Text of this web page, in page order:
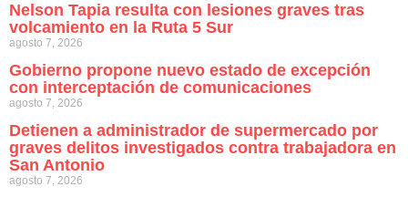
Nelson Tapia resulta con lesiones graves tras
volcamiento en la Ruta 5 Sur
agosto 7, 2026
Gobierno propone nuevo estado de excepción
con interceptación de comunicaciones
agosto 7, 2026
Detienen a administrador de supermercado por
graves delitos investigados contra trabajadora en
San Antonio
agosto 7, 2026